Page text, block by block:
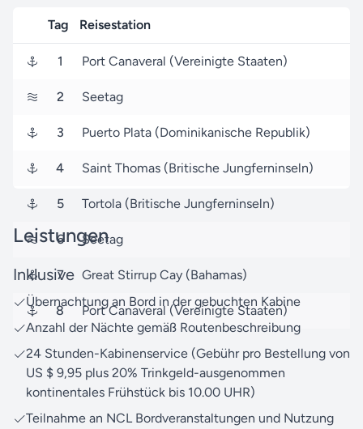
Der Start erfolgt am 03. Oktober 2027 in Port
Canaveral (Vereinigte Staaten), und die Route führt
Canaveral (Vereinigte Staaten), wo Sie am 10.
zuverlässiger Partner für NCL-Reisen sorgen wir
spannend wird, von Beginn an bis zum Ende.
Über dieReisesuche
jederzeit zur Verfügung, um all Ihre Fragen zu
beantworten. Zögern Sie nicht, uns zukontaktieren
damit wir Ihnen mit Rat und Tat zur Seite stehen
können.
Freuen Sie sich auf unvergessliche
Vorfreudemomente und lassen Sie uns gemeinsam
Tag Reisestation
1 Port Canaveral (Vereinigte Staaten)
2 Seetag
3 Puerto Plata (Dominikanische Republik)
4 Saint Thomas (Britische Jungferninseln)
5 Tortola (Britische Jungferninseln)
6 Seetag
7 Great Stirrup Cay (Bahamas)
8 Port Canaveral (Vereinigte Staaten)
Leistungen
Inklusive
Übernachtung an Bord in der gebuchten Kabine
Anzahl der Nächte gemäß Routenbeschreibung
24 Stunden-Kabinenservice (Gebühr pro Bestellung von
US $ 9,95 plus 20% Trinkgeld-ausgenommen
kontinentales Frühstück bis 10.00 UHR)
Teilnahme an NCL Bordveranstaltungen und Nutzung